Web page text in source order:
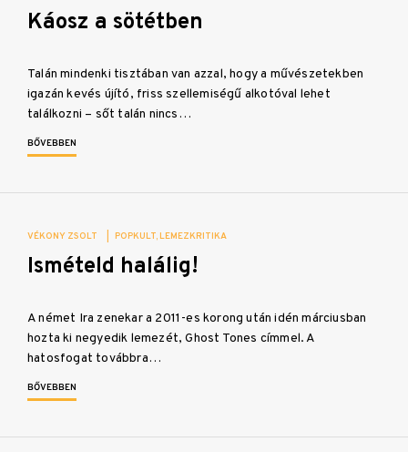
Káosz a sötétben
Talán mindenki tisztában van azzal, hogy a művészetekben
igazán kevés újító, friss szellemiségű alkotóval lehet
találkozni – sőt talán nincs…
BŐVEBBEN
VÉKONY ZSOLT POPKULT LEMEZKRITIKA
Ismételd halálig!
A német Ira zenekar a 2011-es korong után idén márciusban
hozta ki negyedik lemezét, Ghost Tones címmel. A
hatosfogat továbbra…
BŐVEBBEN